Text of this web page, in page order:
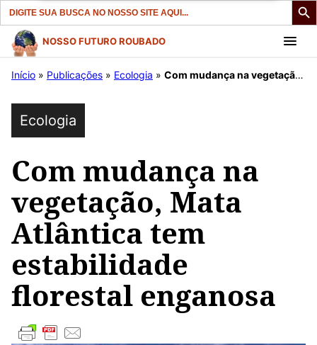
Search
for:
Pular
para
conteúdo
NOSSO FUTURO ROUBADO
Início » Publicações » Ecologia » Com mudança na vegetação, Mata Atlântica tem estabilidade florestal enganosa
Ecologia
Com mudança na
vegetação, Mata
Atlântica tem
estabilidade
florestal enganosa